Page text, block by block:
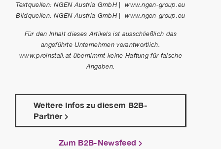
Textquellen: NGEN Austria GmbH | www.ngen-group.eu
Bildquellen: NGEN Austria GmbH | www.ngen-group.eu
Für den Inhalt dieses Artikels ist ausschließlich das
angeführte Unternehmen verantwortlich.
www.proinstall.at übernimmt keine Haftung für falsche
Angaben.
Weitere Infos zu diesem B2B-
Partner
Zum B2B-Newsfeed